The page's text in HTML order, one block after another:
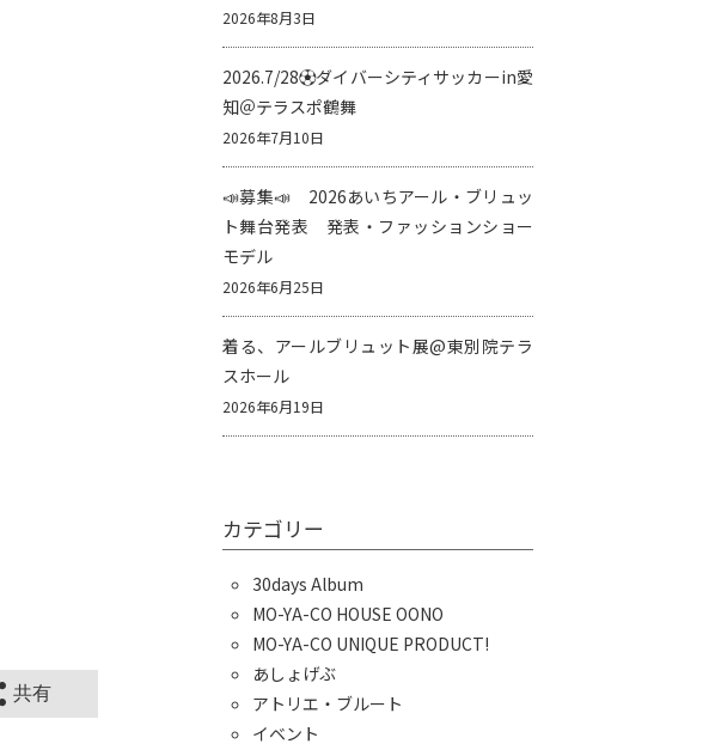
共有
2026年8月3日
2026.7/28⚽️ダイバーシティサッカーin愛
知＠テラスポ鶴舞
2026年7月10日
📣募集📣 2026あいちアール・ブリュッ
ト舞台発表 発表・ファッションショー
モデル
2026年6月25日
着る、アールブリュット展@東別院テラ
スホール
2026年6月19日
カテゴリー
30days Album
MO-YA-CO HOUSE OONO
MO-YA-CO UNIQUE PRODUCT!
あしょげぶ
アトリエ・ブルート
イベント